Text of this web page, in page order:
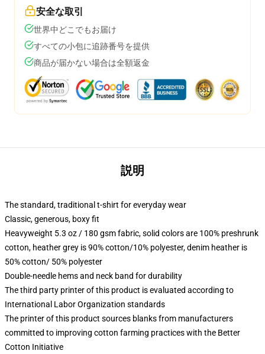
安全な取引
世界中どこでもお届け
すべての小包に追跡番号を提供
商品が届かない場合は全額返金
説明
The standard, traditional t-shirt for everyday wear
Classic, generous, boxy fit
Heavyweight 5.3 oz / 180 gsm fabric, solid colors are 100% preshrunk
cotton, heather grey is 90% cotton/10% polyester, denim heather is
50% cotton/ 50% polyester
Double-needle hems and neck band for durability
The third party printer of this product is evaluated according to
International Labor Organization standards
The printer of this product sources blanks from manufacturers
committed to improving cotton farming practices with the Better
Cotton Initiative